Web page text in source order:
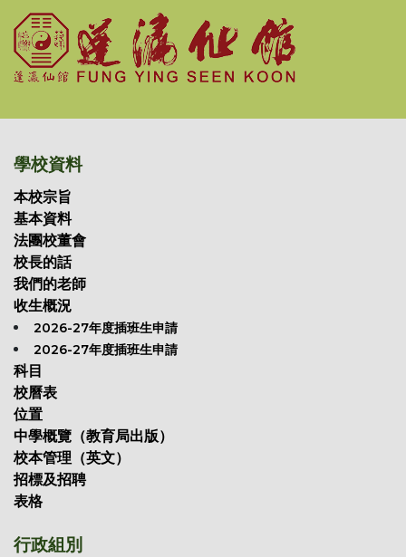
學校資料
本校宗旨
基本資料
法團校董會
校長的話
我們的老師
收生概況
2026-27年度插班生申請
2026-27年度插班生申請
科目
校曆表
位置
中學概覽（教育局出版）
校本管理（英文）
招標及招聘
表格
行政組別